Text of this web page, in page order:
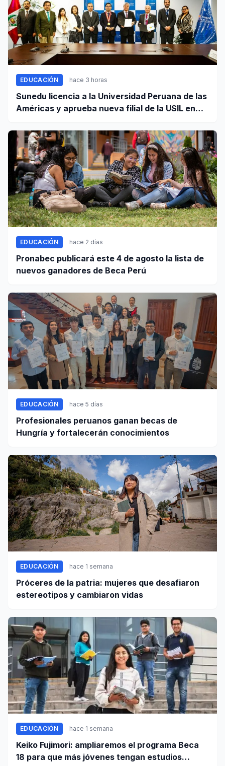
EDUCACIÓN hace 3 horas
Sunedu licencia a la Universidad Peruana de las
Américas y aprueba nueva filial de la USIL en
EDUCACIÓN hace 2 días
Pronabec publicará este 4 de agosto la lista de
nuevos ganadores de Beca Perú
EDUCACIÓN hace 5 días
Profesionales peruanos ganan becas de
Hungría y fortalecerán conocimientos
EDUCACIÓN hace 1 semana
Próceres de la patria: mujeres que desafiaron
estereotipos y cambiaron vidas
EDUCACIÓN hace 1 semana
Keiko Fujimori: ampliaremos el programa Beca
18 para que más jóvenes tengan estudios